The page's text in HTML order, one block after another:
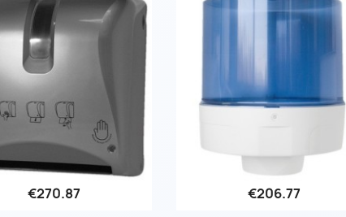
Quick view
€270.87 Quick view
€206.77